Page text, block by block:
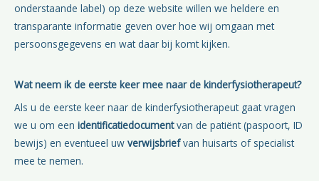
onderstaande label) op deze website willen we heldere en
transparante informatie geven over hoe wij omgaan met
persoonsgegevens en wat daar bij komt kijken.
Wat neem ik de eerste keer mee naar de kinderfysiotherapeut?
Als u de eerste keer naar de kinderfysiotherapeut gaat vragen
we u om een identificatiedocumentvan de patiënt (paspoort, ID
bewijs) en eventueel uw verwijsbriefvan huisarts of specialist
mee te nemen.